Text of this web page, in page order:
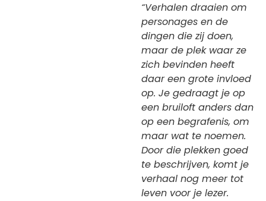
“Verhalen draaien om
personages en de
dingen die zij doen,
maar de plek waar ze
zich bevinden heeft
daar een grote invloed
op. Je gedraagt je op
een bruiloft anders dan
op een begrafenis, om
maar wat te noemen.
Door die plekken goed
te beschrijven, komt je
verhaal nog meer tot
leven voor je lezer.